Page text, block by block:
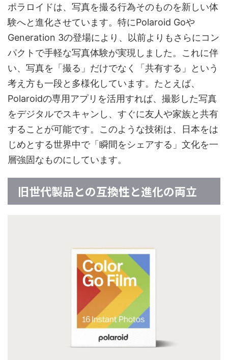
ポラロイドは、写真を撮る行為そのものを新しい体
験へと進化させています。特にPolaroid Goや
Generation 3の登場により、以前よりもさらにコン
パクトで手軽な写真体験が実現しました。これに伴
い、写真を「撮る」だけでなく「共有する」という
考え方も一段と多様化しています。たとえば、
Polaroidの専用アプリを活用すれば、撮影した写真
をデジタルでスキャンし、すぐに友人や家族と共有
することが可能です。このような技術は、日本をは
じめとする世界中で「瞬間をシェアする」文化を一
層強固なものにしています。
旧世代製品との互換性と進化の両立